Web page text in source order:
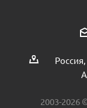
2003-